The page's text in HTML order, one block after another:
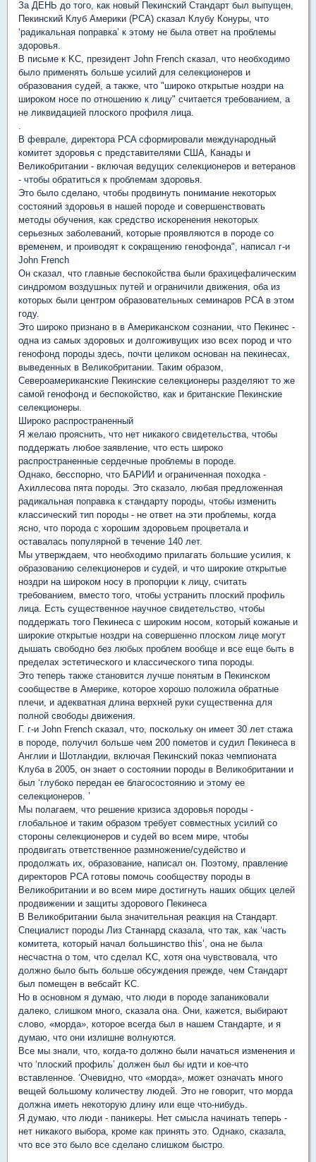
За ДЕНЬ до того, как новый Пекинский Стандарт был выпущен,
Пекинский Клуб Америки (PCA) сказал Клубу Конуры, что
‘радикальная поправка’ к этому не была ответ на проблемы
здоровья.
В письме к KC, президент John French сказал, что необходимо
было применять больше усилий для селекционеров и
образования судей, а также, что "широко открытые ноздри на
широком носе по отношению к лицу" считается требованием, а
не ликвидацией плоского профиля лица.
.
В феврале, директора PCA сформировали международный
комитет здоровья с представителями США, Канады и
Великобритании - включая ведущих селекционеров и ветеранов
- чтобы обратиться к проблемам здоровья.
Это было сделано, чтобы продвинуть понимание некоторых
состояний здоровья в нашей породе и совершенствовать
методы обучения, как средство искоренения некоторых
серьезных заболеваний, которые проявляются в породе со
временем, и проиводят к сокращению генофонда", написал г-и
John French
Он сказал, что главные беспокойства были брахицефалическим
синдромом воздушных путей и ограничили движения, оба из
которых были центром образовательных семинаров PCA в этом
году.
Это широко признано в в Американском сознании, что Пекинес -
одна из самых здоровых и долгоживущих изо всех пород и что
генофонд породы здесь, почти целиком основан на пекинесах,
выведенных в Великобритании. Таким образом,
Североамериканские Пекинские селекционеры разделяют то же
самой генофонд и беспокойство, как и британские Пекинские
селекционеры.
Широко распространенный
Я желаю прояснить, что нет никакого свидетельства, чтобы
поддержать любое заявление, что есть широко
распространенные сердечные проблемы в породе.
Однако, бесспорно, что БАРИИ и ограниченная походка -
Ахиллесова пята породы. Это сказало, любая предложенная
радикальная поправка к стандарту породы, чтобы изменить
классический тип породы - не ответ на эти проблемы, когда
ясно, что порода с хорошим здоровьем процветала и
оставалась популярной в течение 140 лет.
Мы утверждаем, что необходимо прилагать большие усилия, к
образованию селекционеров и судей, и что широкие открытые
ноздри на широком носу в пропорции к лицу, считать
требованием, вместо того, чтобы устранить плоский профиль
лица. Есть существенное научное свидетельство, чтобы
поддержать того Пекинеса с широким носом, который кожаные и
широкие открытые ноздри на совершенно плоском лице могут
дышать свободно без любых проблем вообще и все еще быть в
пределах эстетического и классического типа породы.
Это теперь также становится лучше понятым в Пекинском
сообществе в Америке, которое хорошо положила обратные
плечи, и адекватная длина верхней руки существенна для
полной свободы движения.
Г. г-и John French сказал, что, поскольку он имеет 30 лет стажа
в породе, получил больше чем 200 пометов и судил Пекинеса в
Англии и Шотландии, включая Пекинский показ чемпионата
Клуба в 2005, он знает о состоянии породы в Великобритании и
был ‘глубоко передан ее благосостоянию и этому ее
селекционеров. ’
Мы полагаем, что решение кризиса здоровья породы -
глобальное и таким образом требует совместных усилий со
стороны селекционеров и судей во всем мире, чтобы
продвигать ответственное размножение/судейство и
продолжать их, образование, написал он. Поэтому, правление
директоров PCA готовы помочь сообществу породы в
Великобритании и во всем мире достигнуть наших общих целей
продвижении и защиты здорового Пекинеса
В Великобритании была значительная реакция на Стандарт.
Специалист породы Лиз Станнард сказала, что так, как ‘часть
комитета, который начал большинство this’, она не была
несчастна о том, что сделал KC, хотя она чувствовала, что
должно было быть больше обсуждения прежде, чем Стандарт
был помещен в вебсайт KC.
Но в основном я думаю, что люди в породе запаниковали
далеко, слишком много, сказала она. Они, кажется, выбирают
слово, «морда», которое всегда был в нашем Стандарте, и я
думаю, что они излишне волнуются.
Все мы знали, что, когда-то должно были начаться изменения и
что ‘плоский профиль’ должен был бы идти и кое-что
вставленное. ‘Очевидно, что «морда», может означать много
вещей большому количеству людей. Это не говорит, что морда
должна иметь некоторую длину или еще что-нибудь.
Я думаю, что люди - паникеры. Нет смысла начинать теперь -
нет никакого выбора, кроме как принять это. Однако, сказала,
что все это было все сделано слишком быстро.